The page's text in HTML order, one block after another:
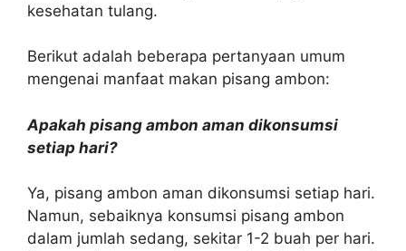
kesehatan tulang.
Berikut adalah beberapa pertanyaan umum
mengenai manfaat makan pisang ambon:
Apakah pisang ambon aman dikonsumsi
setiap hari?
Ya, pisang ambon aman dikonsumsi setiap hari.
Namun, sebaiknya konsumsi pisang ambon
dalam jumlah sedang, sekitar 1-2 buah per hari.